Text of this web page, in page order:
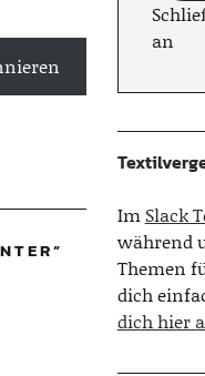
”
an
Im Slack
während
Themen
dich
dich hier